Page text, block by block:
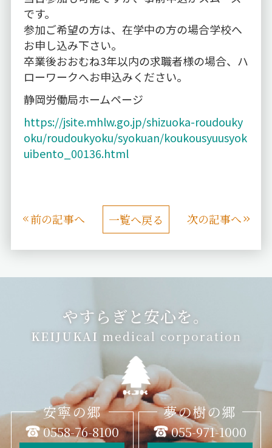
です。
参加ご希望の方は、在学中の方の場合学校へ
お申し込み下さい。
卒業後おおむね3年以内の求職者様の場合、ハ
ローワークへお申込みください。
静岡労働局ホームページ
https://jsite.mhlw.go.jp/shizuoka-roudouky
oku/roudoukyoku/syokuan/koukousyuusyok
uibento_00136.html
前の記事へ 一覧へ戻る 次の記事へ
やすらぎと安心を。
KEIJUKAI medical corporation
安寧の郷
0558-76-8100
夢の樹の郷
055-971-1000